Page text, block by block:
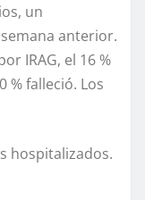
un
anterior.
IRAG, el 16 %
% falleció. Los
hospitalizados.